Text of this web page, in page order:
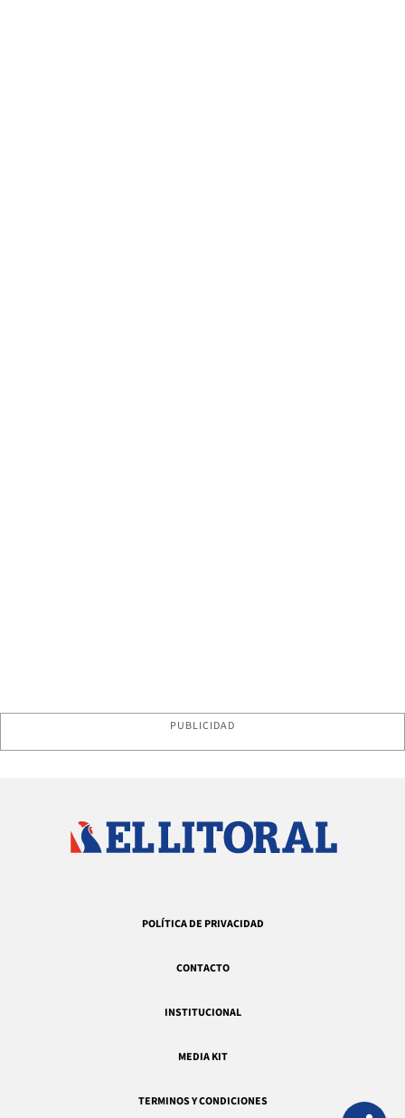
PUBLICIDAD
POLÍTICA DE PRIVACIDAD
CONTACTO
INSTITUCIONAL
MEDIA KIT
TERMINOS Y CONDICIONES